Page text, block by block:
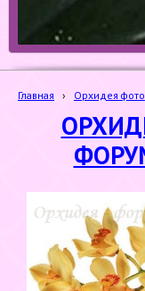
Главная › Орхидея фото